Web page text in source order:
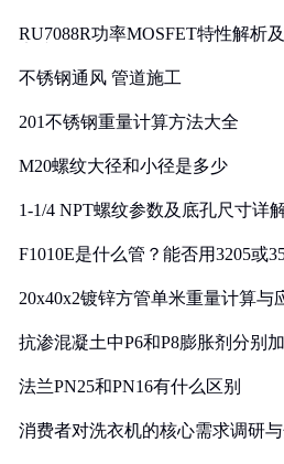
RU7088R功率MOSFET特性解析
不锈钢通风 管道施工
201不锈钢重量计算方法大全
M20螺纹大径和小径是多少
1-1/4 NPT螺纹参数及底孔尺寸详
F1010E是什么管？能否用3205或
20x40x2镀锌方管单米重量计算与
抗渗混凝土中P6和P8膨胀剂分别
法兰PN25和PN16有什么区别
消费者对洗衣机的核心需求调研